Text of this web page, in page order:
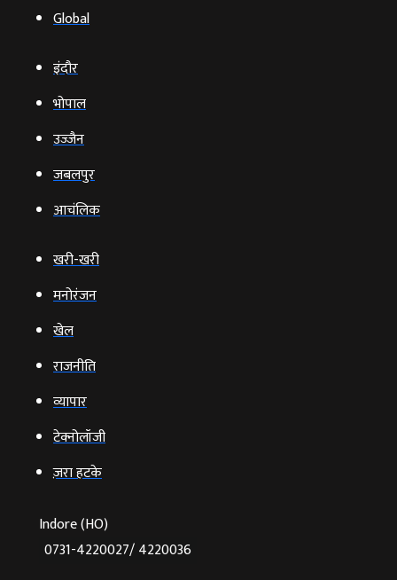
Global
इंदौर
भोपाल
उज्‍जैन
जबलपुर
आचंलिक
खरी-खरी
मनोरंजन
खेल
राजनीति
व्‍यापार
टेक्‍नोलॉजी
ज़रा हटके
Indore (HO)
0731-4220027/ 4220036